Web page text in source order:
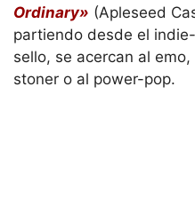
Ordinary» (Apleseed
partiendo desde el
sello, se acercan al
stoner o al power-pop.